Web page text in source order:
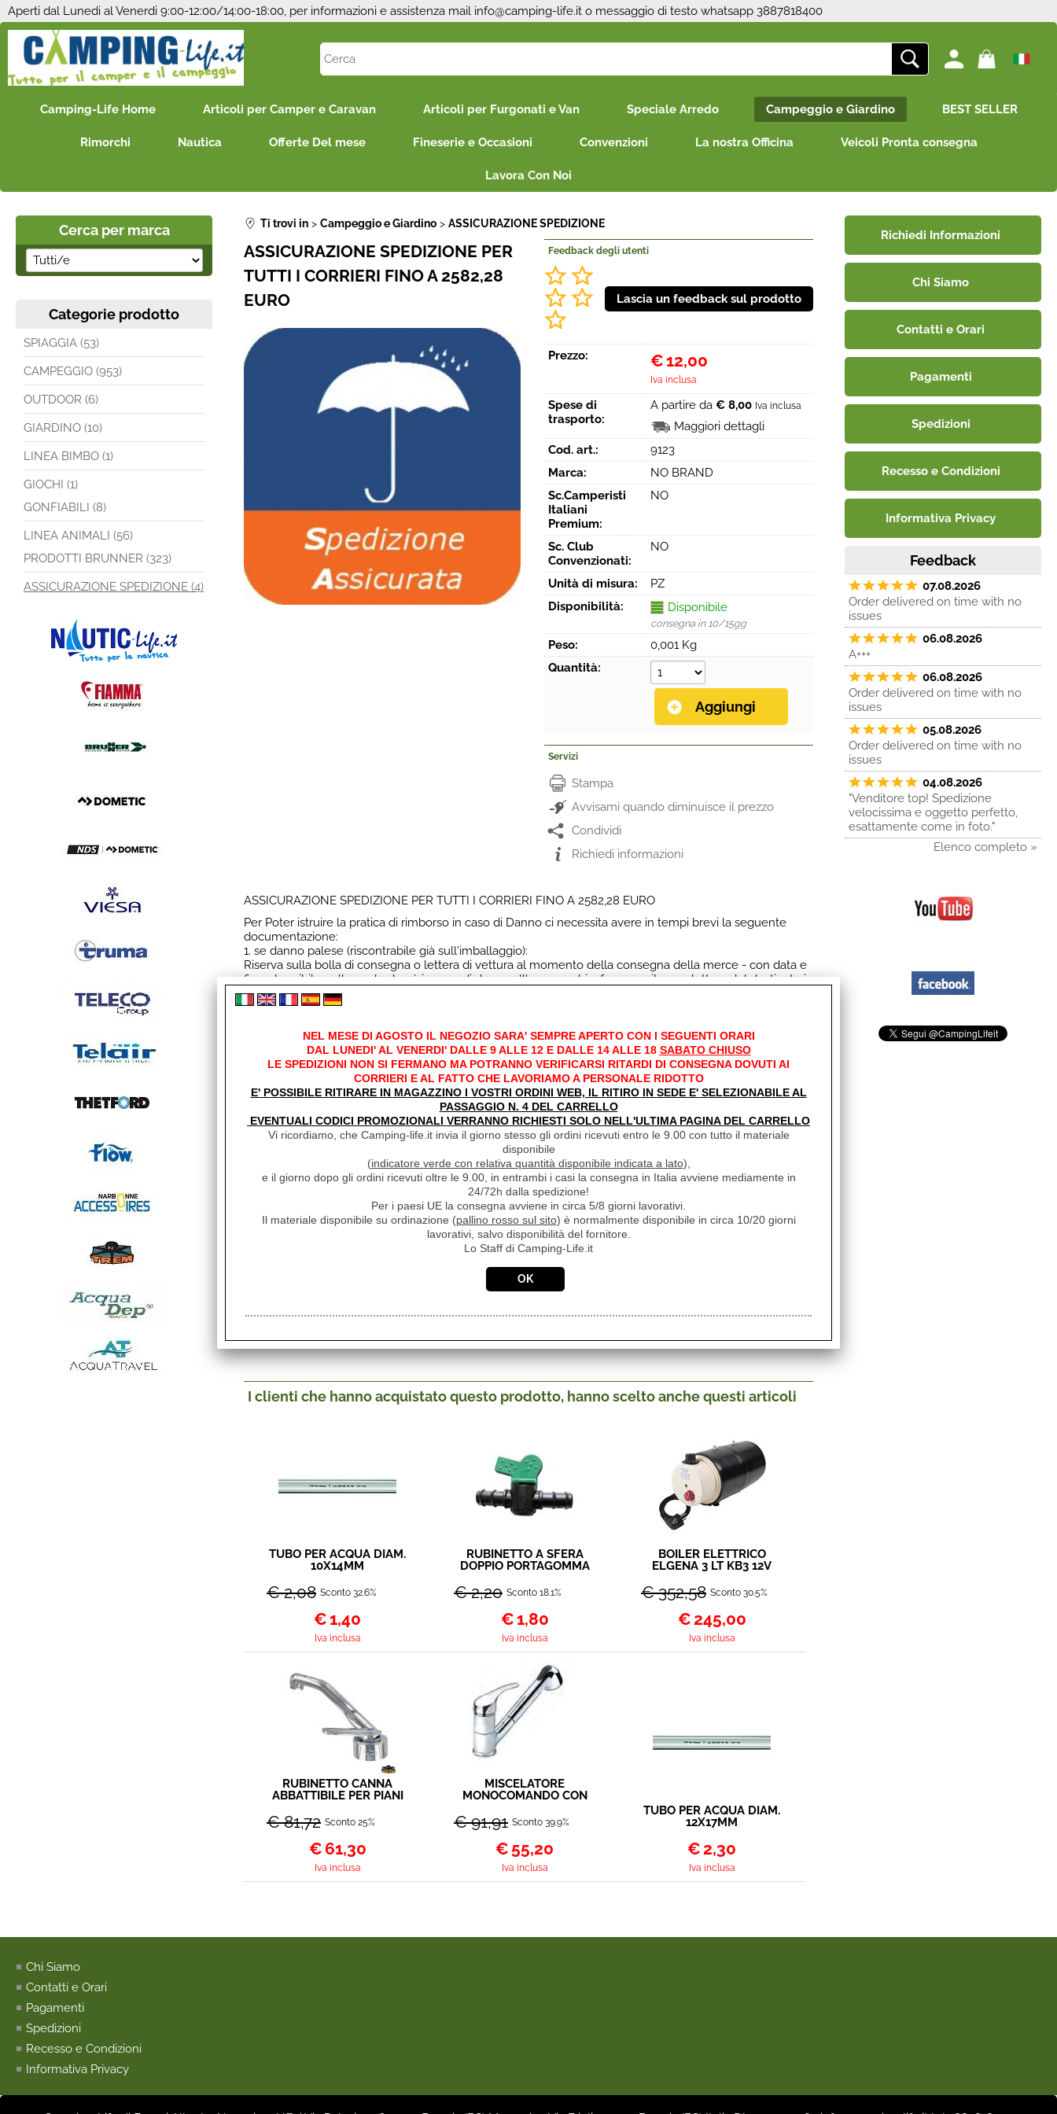
Aperti dal Lunedi al Venerdi 9:00-12:00/14:00-18:00, per informazioni e assistenza mail info@camping-life.it o messaggio di testo whatsapp 3887818400
Per completare l'ordine inserisci
poi clicca sul pulsante "Accedi"
Hai perso la password?
Se non sei ancora registrato sul
"Registrati"
Camping-Life Home Articoli per Camper e Caravan Articoli per Furgonati e Van Speciale Arredo Campeggio e Giardino BEST SELLER
Rimorchi Nautica Offerte Del mese Fineserie e Occasioni Convenzioni La nostra Officina Veicoli Pronta consegna
Lavora Con Noi
Cerca per marca
Categorie prodotto
SPIAGGIA (53)
CAMPEGGIO (953)
OUTDOOR (6)
GIARDINO (10)
LINEA BIMBO (1)
GIOCHI (1)
GONFIABILI (8)
LINEA ANIMALI (56)
PRODOTTI BRUNNER (323)
ASSICURAZIONE SPEDIZIONE (4)
Ti trovi in Campeggio e Giardino ASSICURAZIONE SPEDIZIONE
ASSICURAZIONE SPEDIZIONE PER
TUTTI I CORRIERI FINO A 2582,28
EURO
Feedback degli utenti
Prezzo: € 12,00
Iva inclusa
Spese di
trasporto:
A partire da € 8,00 Iva inclusa
Maggiori dettagli
Cod. art.:
9123
Marca:
NO BRAND
Sc.Camperisti
Italiani
Premium:
NO
Sc. Club
Convenzionati:
NO
Unità di misura:
PZ
Disponibilità:
Disponibile
consegna in 10/15gg
Peso:
0,001 Kg
Quantità:
Servizi
Stampa
Avvisami quando diminuisce il prezzo
Condividi
Richiedi informazioni
ASSICURAZIONE SPEDIZIONE PER TUTTI I CORRIERI FINO A 2582,28 EURO
Per Poter istruire la pratica di rimborso in caso di Danno ci necessita avere in tempi brevi la seguente
documentazione:
1. se danno palese (riscontrabile già sull'imballaggio):
Riserva sulla bolla di consegna o lettera di vettura al momento della consegna della merce - con data e
firma leggibile - alla quale dovrà in caso di danno all'apparecchio, fare seguito una lettera del destinatario
con dettaglio e quantificazione del danno.
2. se danno Occulto (senza tracce sull'imballaggio):
leggibile e firmato dal destinatario obbligatoriamente sulla sua copia della bolla di consegna o della
lettera di vettura con firma leggibile.
Sia nel caso di danno palese sia nel caso di danno occulto, dovrà essere allegata anche una
dichiarazione del ricevitore (oppure del mittente solo nel caso di spedizione rifiutata dal ricevitore) in cui
si specifichi dettagliatamente il tipo di danno subito dalla merce e la precisa identificazione degli oggetti
danneggiati. Ricordiamo la necessità che la merce oggetto di danneggiamento resti a disposizione della
compagnia di Assicurazione per eventuali perizie fino all'avvenuta liquidazione del sinistro. In casi
assolutamente eccezzionali, (es.Eccessivo ingombro o possibili incidenti derivanti dall'accumulo di
rottami) possono essere accettate fotografie particolareggiate degli oggetti danneggiati che aiutino alla
stima del danno effettivo. E' comunque consigliabile in ogni caso scattare fotografie dei danneggiamenti
da presentare dietro richiesta della compagnia di assicurazione.
SI CONSIGLIA DI APPORRE SEMPRE SULLA LETTERA DI VETTURA LA DICITURA "SI RITIRA CON
RISERVA DI CONTROLLO COLLO DANNEGGIATO" ANCHE SE IL COLLO è INTEGRO, IN QUESTO MODO
SI RIENTRA SEMPRE NELLA PROCEDURA N.1 VELOCIZZANDO E SEMPLIFICADO LA PRATICA, IN
MANCANZA DI TALE DICITURA SULLA LETTERA DI VETTURA, LA SOSTITUZIONE O IL RIMBORSO
AVVERRANNO SOLO SE L'ASSICURAzIONE DI SDA ACCETTERA LA RICHIESTA E COMUNUQUE DOPO
Life.it NON PUO' farsi carico di eventuali danneggiamenti se non vengono rispettate le procedure di ritiro,
I clienti che hanno acquistato questo prodotto, hanno scelto anche questi articoli
TUBO PER ACQUA DIAM.
10X14MM
€ 2,08 Sconto 32.6%
€ 1,40
Iva inclusa
RUBINETTO A SFERA
DOPPIO PORTAGOMMA
€ 2,20 Sconto 18.1%
€ 1,80
Iva inclusa
BOILER ELETTRICO
ELGENA 3 LT KB3 12V
€ 352,58 Sconto 30.5%
€245,00
Iva inclusa
RUBINETTO CANNA
ABBATTIBILE PER PIANI
€ 81,72 Sconto 25%
€ 61,30
Iva inclusa
MISCELATORE
MONOCOMANDO CON
€ 91,91 Sconto 39.9%
€ 55,20
Iva inclusa
TUBO PER ACQUA DIAM.
12X17MM
€2,30
Iva inclusa
Richiedi Informazioni
Chi Siamo
Contatti e Orari
Pagamenti
Spedizioni
Recesso e Condizioni
Informativa Privacy
Feedback
07.08.2026
Order delivered on time with no
issues
06.08.2026
A+++
06.08.2026
Order delivered on time with no
issues
05.08.2026
Order delivered on time with no
issues
04.08.2026
"Venditore top! Spedizione
velocissima e oggetto perfetto,
esattamente come in foto."
Elenco completo »
Chi Siamo
Contatti e Orari
Pagamenti
Spedizioni
Recesso e Condizioni
Informativa Privacy
NEL MESE DI AGOSTO IL NEGOZIO SARA' SEMPRE APERTO CON I SEGUENTI ORARI
DAL LUNEDI' AL VENERDI' DALLE 9 ALLE 12 E DALLE 14 ALLE 18 SABATO CHIUSO
LE SPEDIZIONI NON SI FERMANO MA POTRANNO VERIFICARSI RITARDI DI CONSEGNA DOVUTI AI
CORRIERI E AL FATTO CHE LAVORIAMO A PERSONALE RIDOTTO
E' POSSIBILE RITIRARE IN MAGAZZINO I VOSTRI ORDINI WEB, IL RITIRO IN SEDE E' SELEZIONABILE AL
PASSAGGIO N. 4 DEL CARRELLO
EVENTUALI CODICI PROMOZIONALI VERRANNO RICHIESTI SOLO NELL'ULTIMA PAGINA DEL CARRELLO
Vi ricordiamo, che Camping-life.it invia il giorno stesso gli ordini ricevuti entro le 9.00 con tutto il materiale
disponibile
(indicatore verde con relativa quantità disponibile indicata a lato),
e il giorno dopo gli ordini ricevuti oltre le 9.00, in entrambi i casi la consegna in Italia avviene mediamente in
24/72h dalla spedizione!
Per i paesi UE la consegna avviene in circa 5/8 giorni lavorativi.
Il materiale disponibile su ordinazione (pallino rosso sul sito) è normalmente disponibile in circa 10/20 giorni
lavorativi, salvo disponibilità del fornitore.
Lo Staff di Camping-Life.it